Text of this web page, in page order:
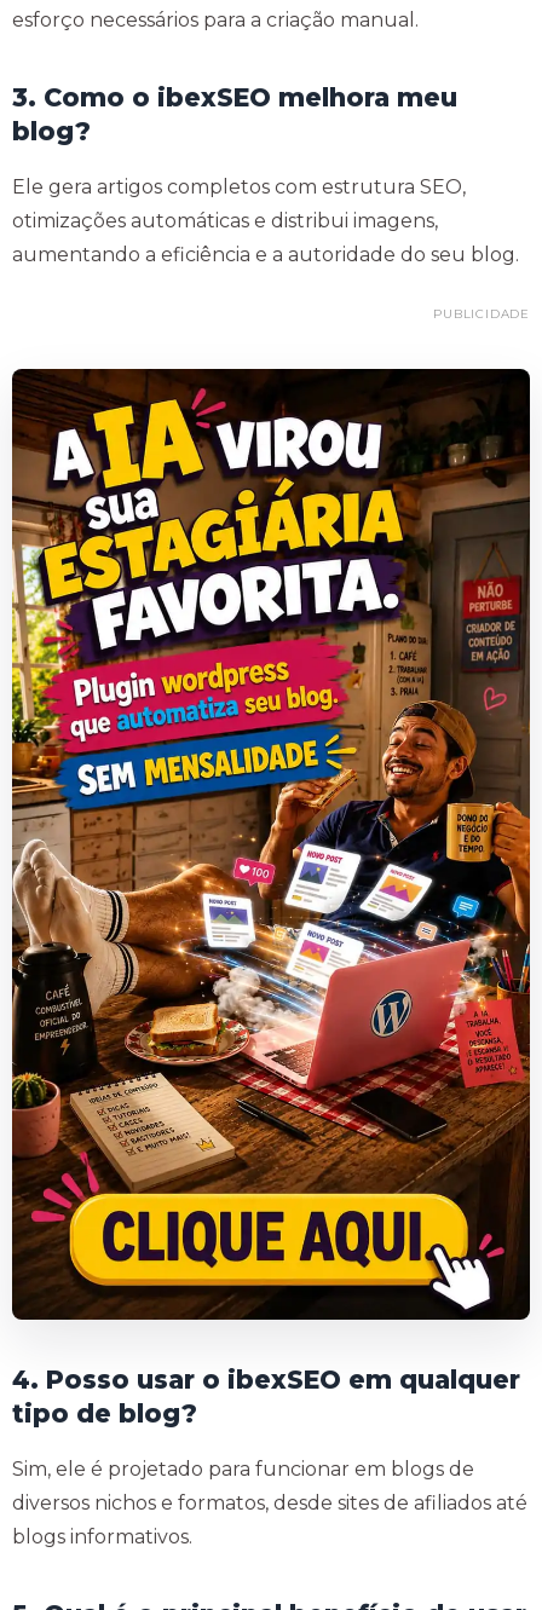
esforço necessários para a criação manual.
3. Como o ibexSEO melhora meu
blog?
Ele gera artigos completos com estrutura SEO,
otimizações automáticas e distribui imagens,
aumentando a eficiência e a autoridade do seu blog.
PUBLICIDADE
4. Posso usar o ibexSEO em qualquer
tipo de blog?
Sim, ele é projetado para funcionar em blogs de
diversos nichos e formatos, desde sites de afiliados até
blogs informativos.